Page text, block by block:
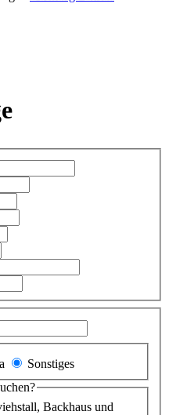
Sonstiges
Backhaus und